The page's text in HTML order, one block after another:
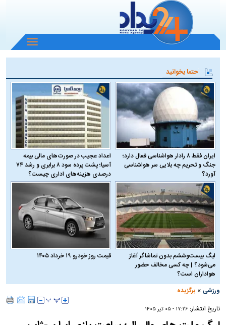
باز
و
منو
حتما بخوانید
ایران فقط ۸ رادار هواشناسی فعال دارد؛
جنگ و تحریم چه بلایی سر هواشناسی
آورد؟
اعداد عجیب در صورت‌های مالی بیمه
آسیا؛ پشت پرده سود ۸ برابری و رشد ۷۴
درصدی هزینه‌های اداری چیست؟
لیگ بیست‌وششم بدون تماشاگر آغاز
می‌شود؟ | چه کسی مخالف حضور
هواداران است؟
قیمت روز خودرو ۱۹ خرداد ۱۴۰۵
ورزشی »برگزیده
تاریخ انتشار: ۱۷:۲۶ - ۰۵ تير ۱۴۰۵